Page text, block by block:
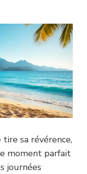
sa révérence,
moment parfait
journées